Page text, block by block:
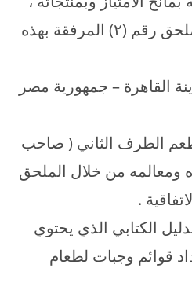
والواردة تفصيلاً في الملحق رقم (۲) المرفقة بهذه
القاهرة – جمهورية مصر
الطرف الثاني ( صاحب
ومعالمه من خلال الملحق
الكتابي الذي يحتوي
قوائم وجبات لطعام